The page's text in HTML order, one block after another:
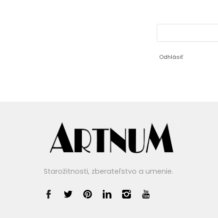
Odhlásiť
Starožitnosti, zberateľstvo a umenie.